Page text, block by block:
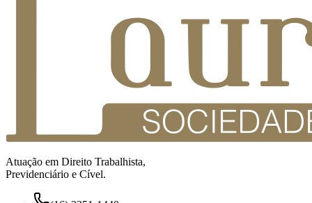
Atuação em Direito Trabalhista,
Previdenciário e Cível.